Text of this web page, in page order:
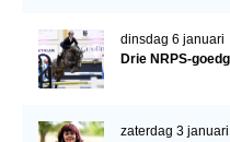
dinsdag 6 januari
Drie NRPS-
zaterdag 3 januari